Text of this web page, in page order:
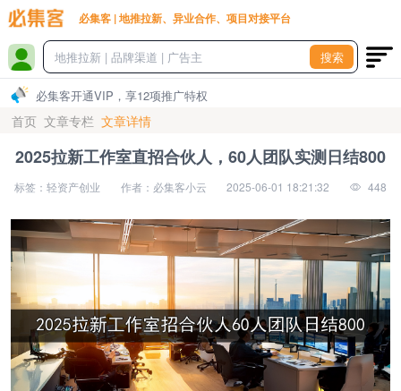
必集客 | 地推拉新、异业合作、项目对接平台
搜索
必集客开通VIP，享12项推广特权
首页 文章专栏 文章详情
2025拉新工作室直招合伙人，60人团队实测日结800
标签：轻资产创业 作者：必集客小云 2025-06-01 18:21:32 448